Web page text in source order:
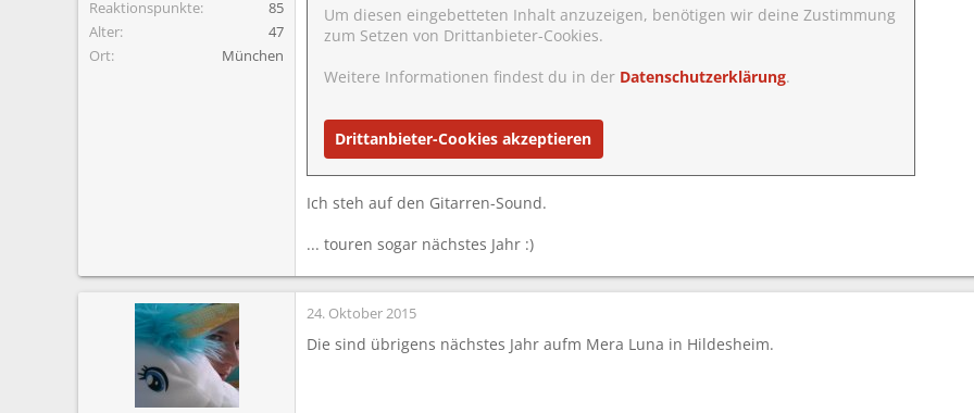
Reaktionspunkte
85
Alter
47
Ort
München
Um diesen eingebetteten Inhalt anzuzeigen, benötigen wir deine Zustimmung
zum Setzen von Drittanbieter-Cookies.
Weitere Informationen findest du in der Datenschutzerklärung.
Drittanbieter-Cookies akzeptieren
Ich steh auf den Gitarren-Sound.
... touren sogar nächstes Jahr :)
24. Oktober 2015
Die sind übrigens nächstes Jahr aufm Mera Luna in Hildesheim.